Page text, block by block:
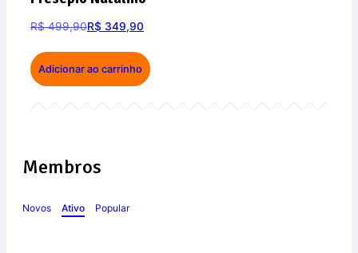
R$499,90R$ 349,90
Adicionar ao carrinho
Membros
Novos Ativo Popular